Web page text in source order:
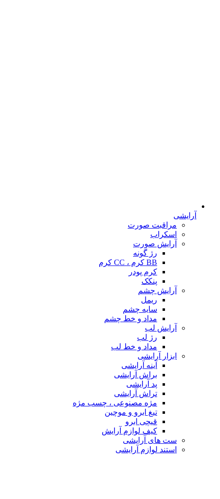
آرایشی
مراقبت صورت
اسکراب
آرایش صورت
رژ گونه
BB کرم ، CC کرم
کرم پودر
پنکک
آرایش چشم
ریمل
سایه چشم
مداد و خط چشم
آرایش لب
رژ لب
مداد و خط لب
ابزار آرایشی
آینه آرایشی
براش آرایشی
پد آرایشی
تراش آرایشی
مژه مصنوعی ، چسب مژه
تیغ ابرو و موچین
قیچی ابرو
کیف لوازم آرایش
ست های آرایشی
استند لوازم آرایشی